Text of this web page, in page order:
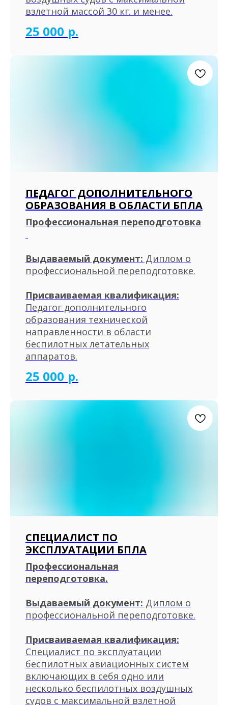
взлетной массой 30 кг. и менее.
25 000 р.
ПЕДАГОГ ДОПОЛНИТЕЛЬНОГО
ОБРАЗОВАНИЯ В ОБЛАСТИ БПЛА
Профессиональная переподготовка
Выдаваемый документ: Диплом о
профессиональной переподготовке.
Присваиваемая квалификация:
Педагог дополнительного
образования технической
направленности в области
беспилотных летательных
аппаратов.
25 000 р.
СПЕЦИАЛИСТ ПО
ЭКСПЛУАТАЦИИ БПЛА
Профессиональная
переподготовка.
Выдаваемый документ: Диплом о
профессиональной переподготовке.
Присваиваемая квалификация:
Специалист по эксплуатации
беспилотных авиационных систем
включающих в себя одно или
несколько беспилотных воздушных
судов с максимальной взлетной